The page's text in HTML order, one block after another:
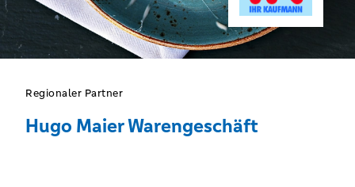
Regionaler Partner
Hugo Maier Warengeschäft